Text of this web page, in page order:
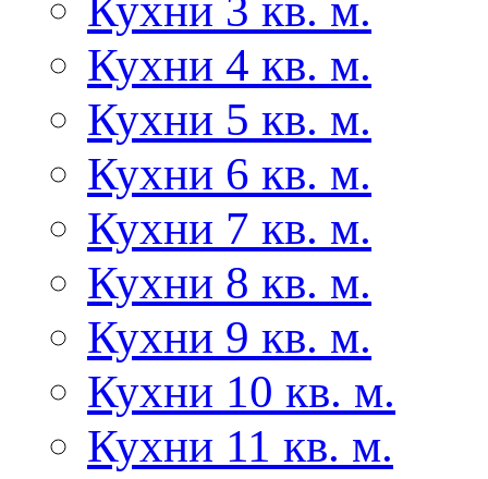
Кухни 4 кв. м.
Кухни 5 кв. м.
Кухни 6 кв. м.
Кухни 7 кв. м.
Кухни 8 кв. м.
Кухни 9 кв. м.
Кухни 10 кв. м.
Кухни 11 кв. м.